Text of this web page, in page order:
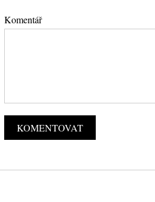
Komentář